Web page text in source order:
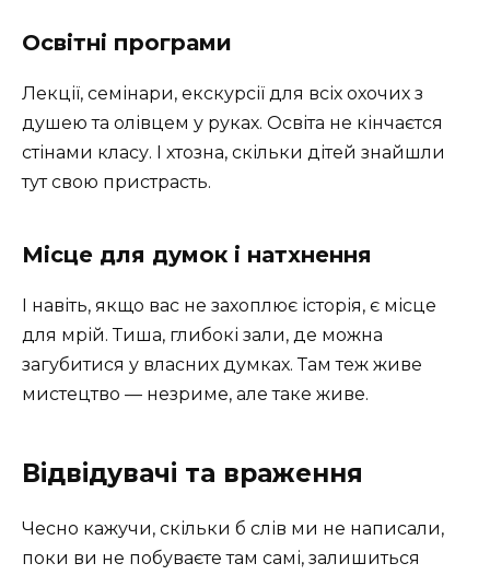
Освітні програми
Лекції, семінари, екскурсії для всіх охочих з
душею та олівцем у руках. Освіта не кінчаєтся
стінами класу. І хтозна, скільки дітей знайшли
тут свою пристрасть.
Місце для думок і натхнення
І навіть, якщо вас не захоплює історія, є місце
для мрій. Тиша, глибокі зали, де можна
загубитися у власних думках. Там теж живе
мистецтво — незриме, але таке живе.
Відвідувачі та враження
Чесно кажучи, скільки б слів ми не написали,
поки ви не побуваєте там самі, залишиться